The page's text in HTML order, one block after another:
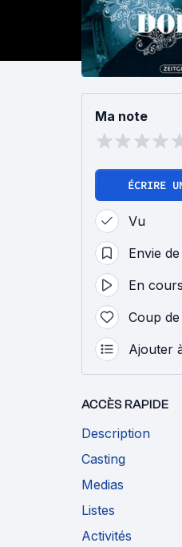
Ma note
ÉCRIRE
Vu
Envie
En cours
Coup
Ajouter
ACCÈS RAPIDE
Description
Casting
Medias
Listes
Activités